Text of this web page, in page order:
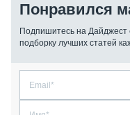
Понравился
Подпишитесь на Дайджест
подборку лучших статей